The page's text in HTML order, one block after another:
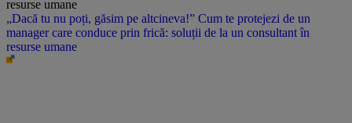
„Dacă tu nu poți, găsim pe altcineva!” Cum te protejezi de un
manager care conduce prin frică: soluții de la un consultant în
resurse umane